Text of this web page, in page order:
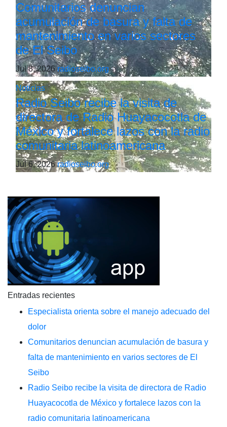
Comunitarios denuncian
acumulación de basura y falta de
mantenimiento en varios sectores
de El Seibo
Jul 8, 2026radioseibo.org
Noticias
Radio Seibo recibe la visita de
directora de Radio Huayacocotla de
México y fortalece lazos con la radio
comunitaria latinoamericana
Jul 6, 2026radioseibo.org
Entradas recientes
Especialista orienta sobre el manejo adecuado del
dolor
Comunitarios denuncian acumulación de basura y
falta de mantenimiento en varios sectores de El
Seibo
Radio Seibo recibe la visita de directora de Radio
Huayacocotla de México y fortalece lazos con la
radio comunitaria latinoamericana